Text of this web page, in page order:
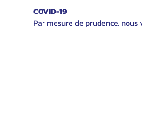
COVID-19
Par mesure de prudence,